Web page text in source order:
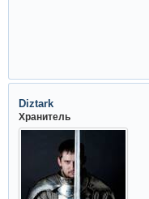
Diztark
Хранитель